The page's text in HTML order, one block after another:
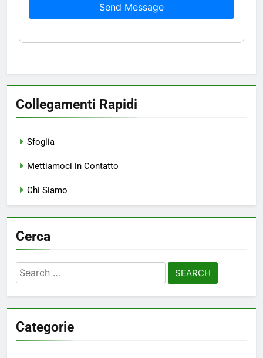
Send Message
Collegamenti Rapidi
Sfoglia
Mettiamoci in Contatto
Chi Siamo
Cerca
Search
for:
Categorie